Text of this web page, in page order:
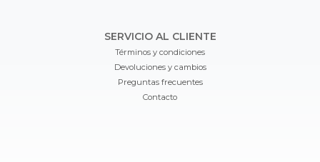
SERVICIO AL CLIENTE
Términos y condiciones
Devoluciones y cambios
Preguntas frecuentes
Contacto